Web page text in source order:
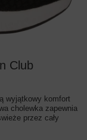
Club
wyjątkowy komfort
cholewka zapewnia
przez cały